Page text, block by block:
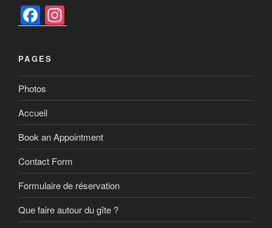
F
a
c
e
b
o
o
k
st
gr
a
PAGES
Photos
Accueil
Book an Appointment
Contact Form
Formulaire de réservation
Que faire autour du gîte ?